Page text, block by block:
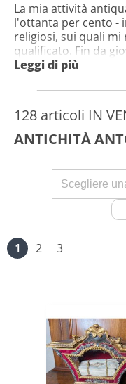
La mia attività
l'ottanta per cento -
religiosi, sui quali
qualificato. Fin da
collezionato oggetti
esempi
Leggi di più
128 articoli IN
ANTICHITÀ
1 2 3